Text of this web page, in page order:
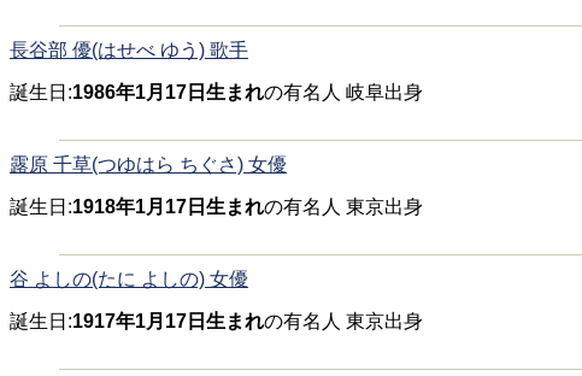
長谷部 優(はせべ ゆう) 歌手
誕生日:1986年1月17日生まれの有名人 岐阜出身
露原 千草(つゆはら ちぐさ) 女優
誕生日:1918年1月17日生まれの有名人 東京出身
谷 よしの(たに よしの) 女優
誕生日:1917年1月17日生まれの有名人 東京出身